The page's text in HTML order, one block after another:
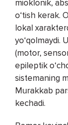
mioklonik,
o‘tish kerak.
lokal
yo‘qolmaydi.
(motor,
epileptik
sistemaning
Murakkab
kechadi.